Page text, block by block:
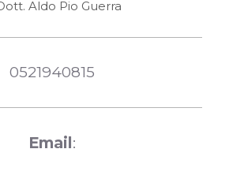
0521940815
Email: